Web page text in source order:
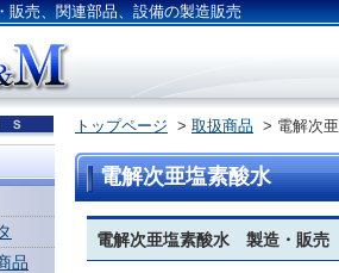
販売、関連部品、設備の製造販売
品
トップページ > 取扱商品 > 電解次
電解次亜塩素酸水
電解次亜塩素酸水 製造・販売